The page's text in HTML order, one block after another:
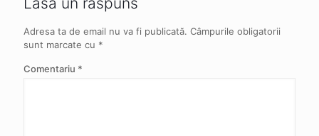
Adresa ta de email nu va fi publicată. Câmpurile obligatorii
sunt marcate cu *
Comentariu *